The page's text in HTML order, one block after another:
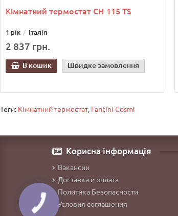
Кімнатний термостат СН 115 TS
1 рік Італія
2 837 грн.
В кошик Швидке замовлення
Теги: Кімнатний термостат, Fantini Cosmi
Корисна інформація
Вакансии
Доставка и оплата
Политика Безопасности
Условия соглашения
КНОПКА
ЗВ'ЯЗКУ